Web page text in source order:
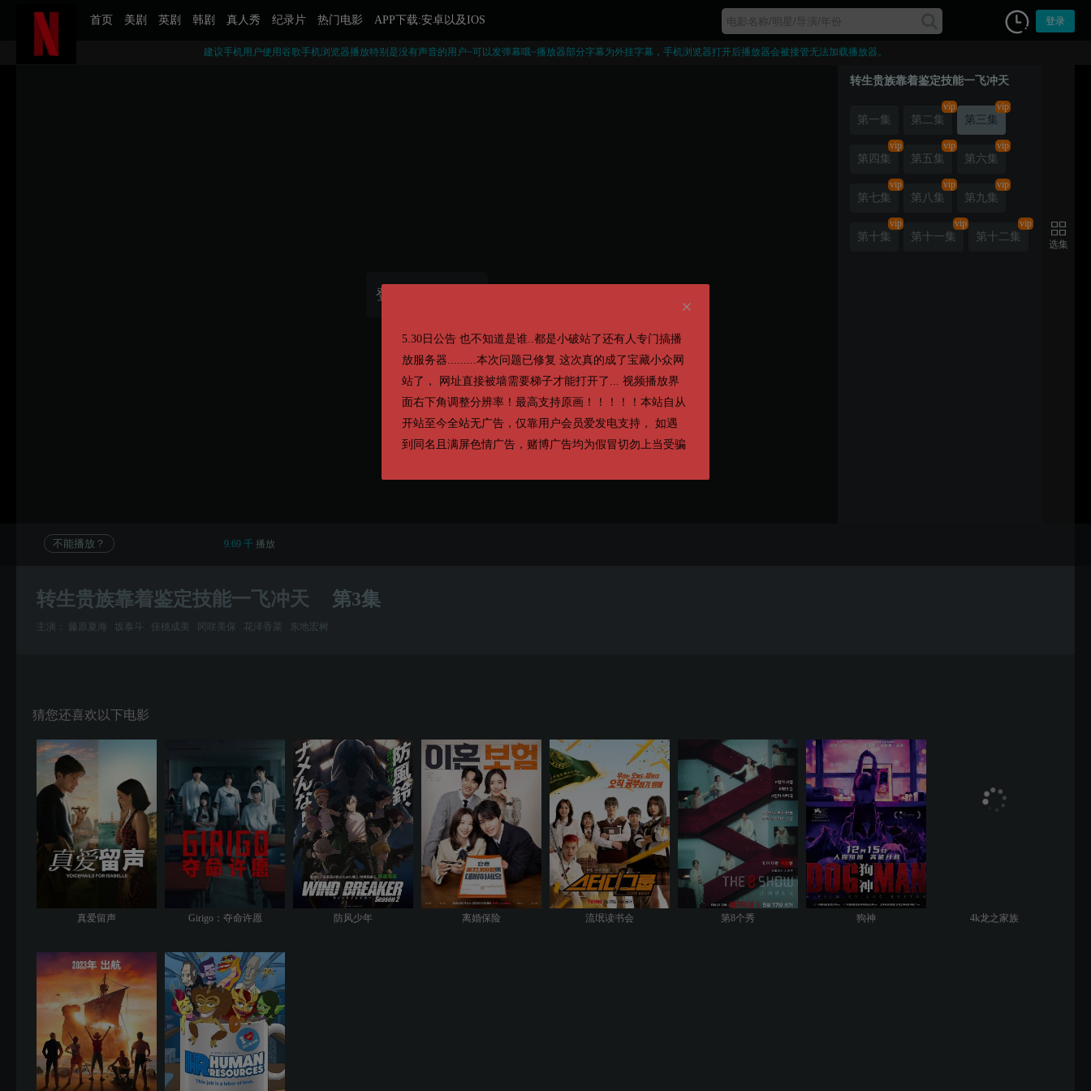
首页 美剧 英剧 韩剧 真人秀 纪录片 热门电影 APP下载:安卓以及IOS 登录
5.30日公告 也不知道是谁..都是小破站了还有人专门搞播
放服务器.........本次问题已修复 这次真的成了宝藏小众网
站了， 网址直接被墙需要梯子才能打开了... 视频播放界
面右下角调整分辨率！最高支持原画！！！！！本站自从
开站至今全站无广告，仅靠用户会员爱发电支持， 如遇
到同名且满屏色情广告，赌博广告均为假冒切勿上当受骗
建议手机用户使用谷歌手机浏览器播放特别是没有声音的用户~可以发弹幕哦~播放器部分字幕为外挂字幕，手机浏览器打开后播放器会被接管无法加载播放器。
登录后即可观看
转生贵族靠着鉴定技能一飞冲天
第一集 第二集
vip
第三集
vip
第四集
vip
第五集
vip
第六集
vip
第七集
vip
第八集
vip
第九集
vip
第十集
vip
第十一集
vip
第十二集
vip
选集
不能播放？ 9.69 千 播放
转生贵族靠着鉴定技能一飞冲天 第3集
主演： 藤原夏海 坂泰斗 佳穂成美 冈咲美保 花泽香菜 东地宏树
猜您还喜欢以下电影
真爱留声 Girigo：夺命许愿 防风少年 离婚保险 流氓读书会 第8个秀 狗神 4k龙之家族